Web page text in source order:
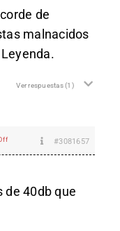
de
malnacidos
Ver respuestas(1)
#3081657
de 40db que